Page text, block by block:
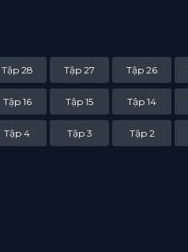
Tập 28 Tập 27 Tập 26
Tập 16 Tập 15 Tập 14
Tập 4 Tập 3 Tập 2